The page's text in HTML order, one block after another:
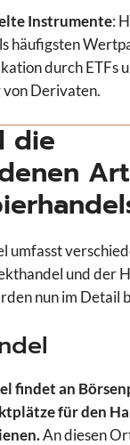
Instrumente:
häufigsten
durch ETFs
von Derivaten.
die
umfasst
und der
nun im Detail
findet an
für den
An diesen